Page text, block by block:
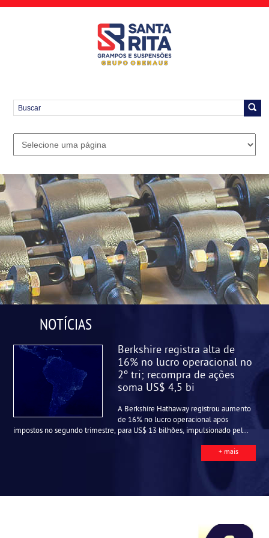
NOTÍCIAS
Berkshire registra alta de
16% no lucro operacional no
2º tri; recompra de ações
soma US$ 4,5 bi
A Berkshire Hathaway registrou aumento
de 16% no lucro operacional após
impostos no segundo trimestre, para US$ 13 bilhões, impulsionado pel...
+ mais